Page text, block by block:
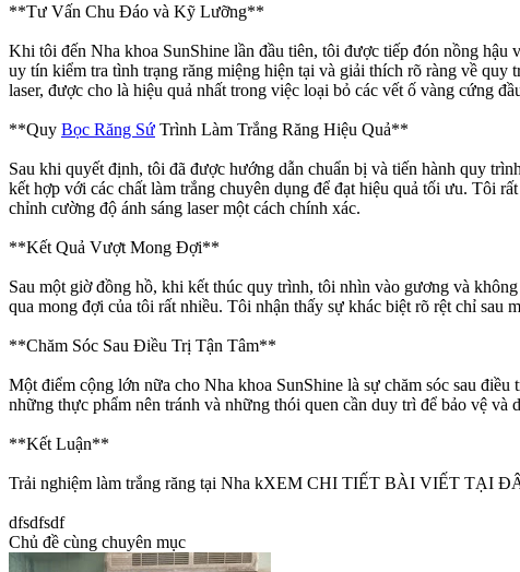
**Tư Vấn Chu Đáo và Kỹ Lưỡng**
Khi tôi đến Nha khoa SunShine lần đầu tiên, tôi được tiếp đón nồng
uy tín kiểm tra tình trạng răng miệng hiện tại và giải thích rõ ràng về quy
laser, được cho là hiệu quả nhất trong việc loại bỏ các vết ố vàng cứng
**Quy Bọc Răng Sứ Trình Làm Trắng Răng Hiệu Quả**
Sau khi quyết định, tôi đã được hướng dẫn chuẩn bị và tiến hành quy
kết hợp với các chất làm trắng chuyên dụng để đạt hiệu quả tối ưu. Tôi
chỉnh cường độ ánh sáng laser một cách chính xác.
**Kết Quả Vượt Mong Đợi**
Sau một giờ đồng hồ, khi kết thúc quy trình, tôi nhìn vào gương và
qua mong đợi của tôi rất nhiều. Tôi nhận thấy sự khác biệt rõ rệt chỉ sau
**Chăm Sóc Sau Điều Trị Tận Tâm**
Một điểm cộng lớn nữa cho Nha khoa SunShine là sự chăm sóc sau
những thực phẩm nên tránh và những thói quen cần duy trì để bảo vệ và
**Kết Luận**
Trải nghiệm làm trắng răng tại Nha kXEM CHI TIẾT BÀI VIẾT TẠI
dfsdfsdf
Chủ đề cùng chuyên mục